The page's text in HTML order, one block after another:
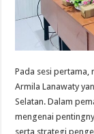
Pada sesi pertama,
Armila Lanawaty
Selatan. Dalam
mengenai
serta strategi